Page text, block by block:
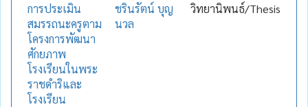
การประเมิน
สมรรถนะครูตาม
โครงการพัฒนา
ศักยภาพ
โรงเรียนในพระ
ราชดำริและ
โรงเรียน
ชรินรัตน์ บุญ
นวล
วิทยานิพนธ์/Thesis